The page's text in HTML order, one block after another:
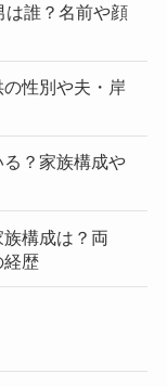
は誰？名前や顔
性別や夫・岸
？家族構成や
構成は？両
経歴